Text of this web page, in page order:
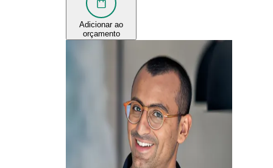
Adicionar ao
orçamento